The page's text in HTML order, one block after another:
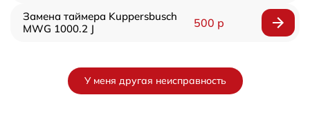
Замена таймера Kuppersbusch
MWG 1000.2 J
500 р
У меня другая неисправность